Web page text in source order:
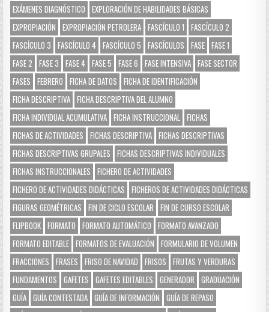
EXÁMENES DIAGNÓSTICO
EXPLORACIÓN DE HABILIDADES BÁSICAS
EXPROPIACIÓN
EXPROPIACIÓN PETROLERA FASCÍCULO 1
FASCÍCULO 2
FASCÍCULO 3
FASCÍCULO 4 FASCÍCULO 5 FASCÍCULOS FASE FASE 1
FASE 2
FASE 3 FASE 4 FASE 5 FASE 6 FASE INTENSIVA FASE SECTOR
FASES
FEBRERO FICHA DE DATOS
FICHA DE IDENTIFICACIÓN
FICHA DESCRIPTIVA FICHA DESCRIPTIVA DEL ALUMNO
FICHA INDIVIDUAL ACUMULATIVA FICHA INSTRUCCIONAL FICHAS
FICHAS DE ACTIVIDADES
FICHAS DESCRIPTIVA FICHAS DESCRIPTIVAS
FICHAS DESCRIPTIVAS GRUPALES
FICHAS DESCRIPTIVAS INDIVIDUALES
FICHAS INSTRUCCIONALES
FICHERO DE ACTIVIDADES
FICHERO DE ACTIVIDADES DIDÁCTICAS
FICHEROS DE ACTIVIDADES DIDÁCTICAS
FIGURAS GEOMÉTRICAS
FIN DE CICLO ESCOLAR
FIN DE CURSO ESCOLAR
FLIPBOOK FORMATO FORMATO AUTOMÁTICO
FORMATO AVANZADO
FORMATO EDITABLE FORMATOS DE EVALUACIÓN
FORMULARIO DE VOLUMEN
FRACCIONES
FRASES FRISO DE NAVIDAD FRISOS
FRUTAS Y VERDURAS
FUNDAMENTOS
GAFETES GAFETES EDITABLES GENERADOR
GRADUACIÓN
GUÍA GUÍA CONTESTADA GUÍA DE INFORMACIÓN
GUÍA DE REPASO